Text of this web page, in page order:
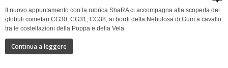
Il nuovo appuntamento con la rubrica ShaRA ci accompagna alla scoperta dei
globuli cometari CG30, CG31, CG38, ai bordi della Nebulosa di Gum a cavallo
tra le costellazioni della Poppa e della Vela
Continua a leggere